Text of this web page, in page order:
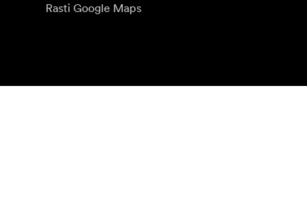
Rasti Google Maps